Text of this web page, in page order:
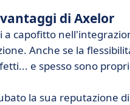
di Axelor
a capofitto
Anche se la
e spesso sono
la sua reputazione